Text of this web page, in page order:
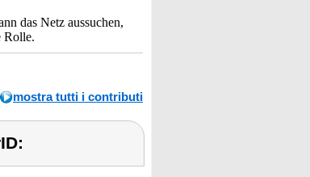
das Netz aussuchen,
Rolle.
mostra tutti i contributi